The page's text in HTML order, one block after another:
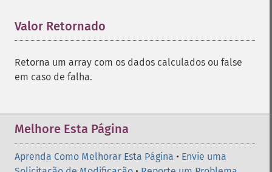
Valor Retornado
Retorna um array com os dados calculados ou false
em caso de falha.
Melhore Esta Página
Aprenda Como Melhorar Esta Página • Envie uma